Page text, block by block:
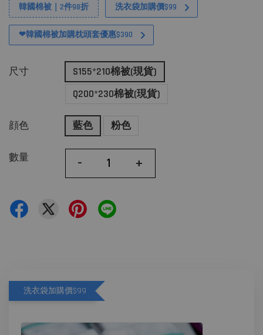
韓國棉被｜2件98折 洗衣袋加購價$99
❤韓國棉被加購枕頭套優惠$390
尺寸
S155*210棉被(現貨)
Q200*230棉被(現貨)
顔色 藍色 粉色
數量 - +
洗衣袋加購價$99